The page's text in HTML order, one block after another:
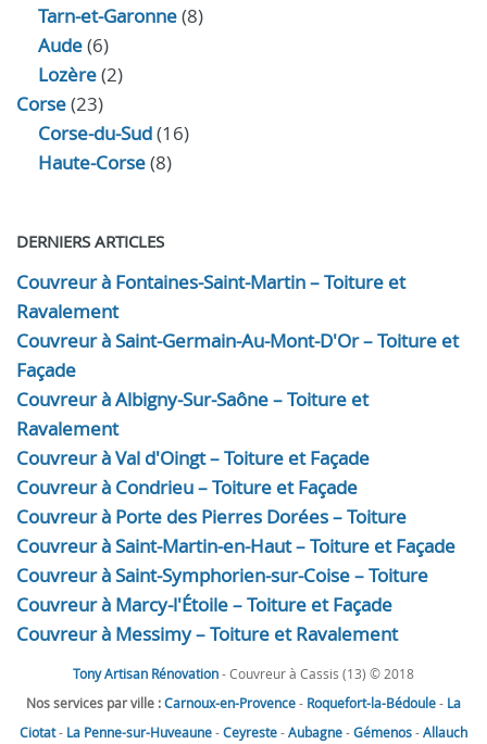
Tarn-et-Garonne(8)
Aude(6)
Lozère(2)
Corse(23)
Corse-du-Sud(16)
Haute-Corse(8)
DERNIERS ARTICLES
Couvreur à Fontaines-Saint-Martin – Toiture et
Ravalement
Couvreur à Saint-Germain-Au-Mont-D'Or – Toiture et
Façade
Couvreur à Albigny-Sur-Saône – Toiture et
Ravalement
Couvreur à Val d'Oingt – Toiture et Façade
Couvreur à Condrieu – Toiture et Façade
Couvreur à Porte des Pierres Dorées – Toiture
Couvreur à Saint-Martin-en-Haut – Toiture et Façade
Couvreur à Saint-Symphorien-sur-Coise – Toiture
Couvreur à Marcy-l'Étoile – Toiture et Façade
Couvreur à Messimy – Toiture et Ravalement
Tony Artisan Rénovation- Couvreur à Cassis (13) © 2018
Nos services par ville :Carnoux-en-Provence- Roquefort-la-Bédoule- La
Ciotat- La Penne-sur-Huveaune-Ceyreste-Aubagne-Gémenos-Allauch